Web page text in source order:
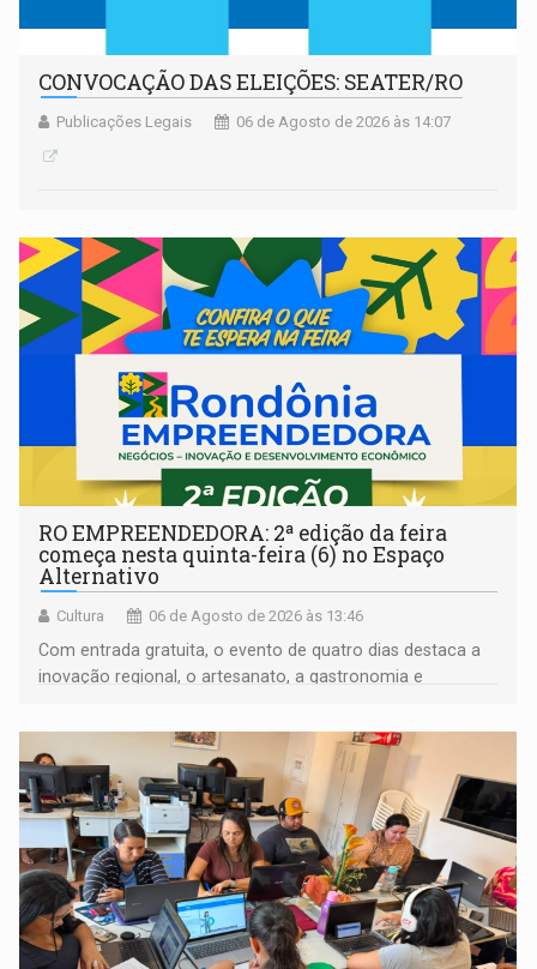
CONVOCAÇÃO DAS ELEIÇÕES: SEATER/RO
Publicações Legais 06 de Agosto de 2026 às 14:07
RO EMPREENDEDORA: 2ª edição da feira
começa nesta quinta-feira (6) no Espaço
Alternativo
Cultura 06 de Agosto de 2026 às 13:46
Com entrada gratuita, o evento de quatro dias destaca a
inovação regional, o artesanato, a gastronomia e